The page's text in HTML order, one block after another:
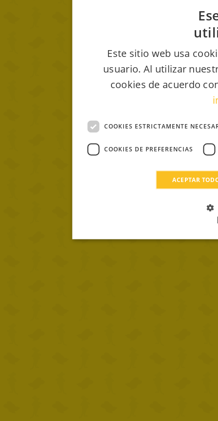
Este sitio web usa
usuario. Al utilizar
cookies de acuerdo
COOKIES ESTRICTAMENTE
COOKIES DE PREFERENCIAS
ACEPTAR